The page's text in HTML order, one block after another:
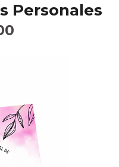
Personales